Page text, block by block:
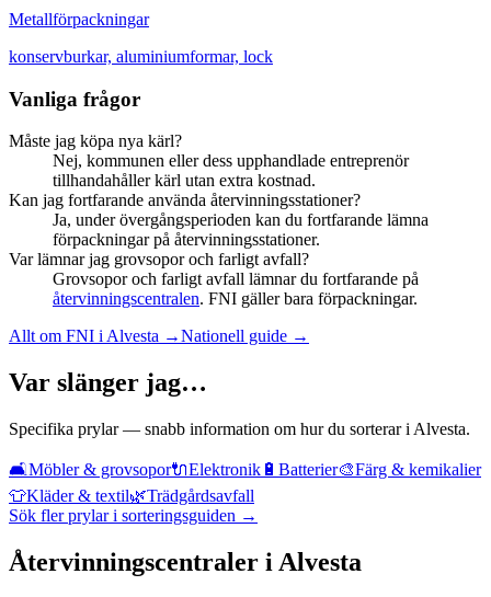
Metallförpackningar
konservburkar, aluminiumformar, lock
Vanliga frågor
Måste jag köpa nya kärl?
Nej, kommunen eller dess upphandlade entreprenör
tillhandahåller kärl utan extra kostnad.
Kan jag fortfarande använda återvinningsstationer?
Ja, under övergångsperioden kan du fortfarande lämna
förpackningar på återvinningsstationer.
Var lämnar jag grovsopor och farligt avfall?
Grovsopor och farligt avfall lämnar du fortfarande på
återvinningscentralen. FNI gäller bara förpackningar.
Allt om FNI i Alvesta →Nationell guide →
Var slänger jag…
Specifika prylar — snabb information om hur du sorterar i Alvesta.
🛋️Möbler & grovsopor🔌Elektronik 🔋 Batterier🎨Färg & kemikalier
👕Kläder & textil🌿Trädgårdsavfall
Sök fler prylar i sorteringsguiden →
Återvinningscentraler i Alvesta